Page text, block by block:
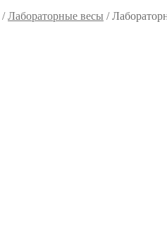
/Лабораторные весы /